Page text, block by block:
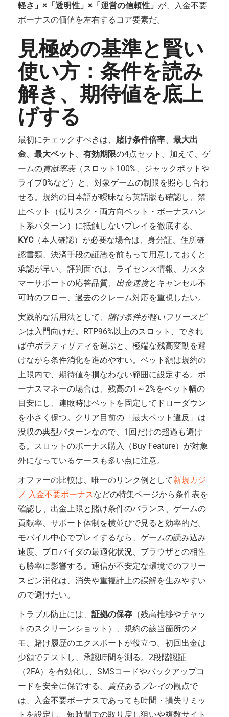
軽さ」×「透明性」×「運営の信頼性」 が、入金不要
ボーナスの価値を左右するコア要素だ。
見極めの基準と賢い
使い方：条件を読み
解き、期待値を底上
げする
最初にチェックすべきは、 賭け条件倍率、 最大出
金、 最大ベット 、 有効期限の4点セット。加えて、ゲ
ームの貢献率表（スロット100%、ジャックポットや
ライブ0%など）と、対象ゲームの制限を照らし合わ
せる。規約の日本語が曖昧なら英語版も確認し、禁
止ベット（低リスク・両方向ベット・ボーナスハン
ト系パターン）に抵触しないプレイを徹底する。
KYC（本人確認）が必要な場合は、身分証、住所確
認書類、決済手段の証憑を前もって用意しておくと
承認が早い。評判面では、ライセンス情報、カスタ
マーサポートの応答品質、 出金速度とキャンセル不
可時のフロー、過去のクレーム対応を重視したい。
実践的な活用法として、 賭け条件が軽いフリースピ
ンは入門向けだ。RTP96%以上のスロット、できれ
ば中ボラティリティを選ぶと、極端な残高変動を避
けながら条件消化を進めやすい。ベット額は規約の
上限内で、期待値を損なわない範囲に設定する。ボ
ーナスマネーの場合は、残高の1～2%をベット幅の
目安にし、連敗時はベットを固定してドローダウン
を小さく保つ。クリア目前の「最大ベット違反」は
没収の典型パターンなので、1回だけの超過も避け
る。スロットのボーナス購入（Buy Feature）が対象
外になっているケースも多い点に注意。
オファーの比較は、唯一のリンク例として新規カジ
ノ 入金不要ボーナスなどの特集ページから条件表を
確認し、出金上限と賭け条件のバランス、ゲームの
貢献率、サポート体制を横並びで見ると効率的だ。
モバイル中心でプレイするなら、ゲームの読み込み
速度、プロバイダの最適化状況、ブラウザとの相性
も勝率に影響する。通信が不安定な環境でのフリー
スピン消化は、消失や重複計上の誤解を生みやすい
ので避けたい。
トラブル防止には、 証拠の保存 （残高推移やチャッ
トのスクリーンショット）、規約の該当箇所のメ
モ、賭け履歴のエクスポートが役立つ。初回出金は
少額でテストし、承認時間を測る。2段階認証
（2FA）を有効化し、SMSコードやバックアップコ
ードを安全に保管する。
責任あるプレイの観点で
は、入金不要ボーナスであっても時間・損失リミッ
トを設定し、短時間での取り戻し狙いや複数サイト